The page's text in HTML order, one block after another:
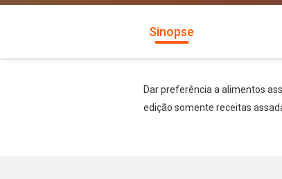
Sinopse
Dar preferência a alimentos
edição somente receitas